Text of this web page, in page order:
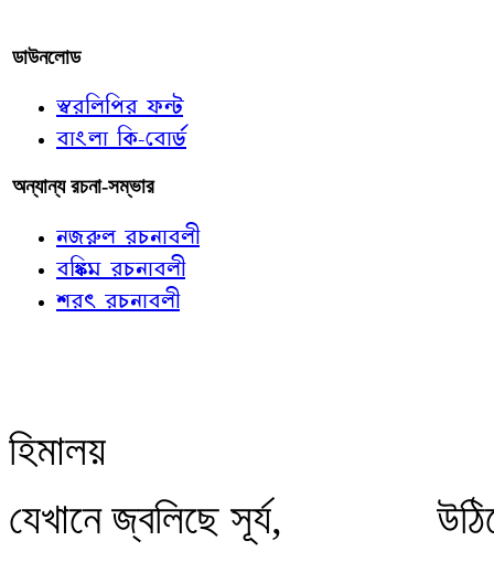
ডাউনলোড
স্বরলিপির ফন্ট
বাংলা কি-বোর্ড
অন্যান্য রচনা-সম্ভার
নজরুল রচনাবলী
বঙ্কিম রচনাবলী
শরৎ রচনাবলী
হিমালয়
যেখানে জ্বলিছে সূর্য,